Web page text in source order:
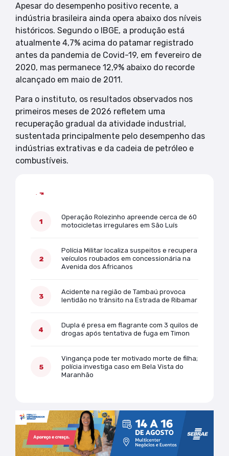
Apesar do desempenho positivo recente, a
indústria brasileira ainda opera abaixo dos níveis
históricos. Segundo o IBGE, a produção está
atualmente 4,7% acima do patamar registrado
antes da pandemia de Covid-19, em fevereiro de
2020, mas permanece 12,9% abaixo do recorde
alcançado em maio de 2011.
Para o instituto, os resultados observados nos
primeiros meses de 2026 refletem uma
recuperação gradual da atividade industrial,
sustentada principalmente pelo desempenho das
indústrias extrativas e da cadeia de petróleo e
combustíveis.
Operação Rolezinho apreende cerca de 60
motocicletas irregulares em São Luís
Polícia Militar localiza suspeitos e recupera
veículos roubados em concessionária na
Avenida dos Africanos
Acidente na região de Tambaú provoca
lentidão no trânsito na Estrada de Ribamar
Dupla é presa em flagrante com 3 quilos de
drogas após tentativa de fuga em Timon
Vingança pode ter motivado morte de filha;
polícia investiga caso em Bela Vista do
Maranhão